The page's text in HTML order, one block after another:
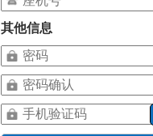
其他信息